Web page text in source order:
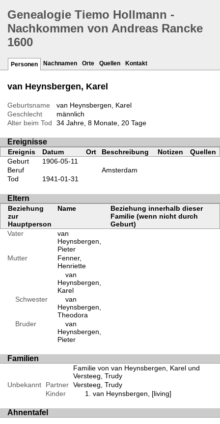
Genealogie Tiemo Hollmann -
Nachkommen von Andreas Rancke
1600
Personen Nachnamen Orte Quellen Kontakt
van Heynsbergen, Karel
Geburtsname
van Heynsbergen, Karel
Geschlecht
männlich
Alter beim Tod
34 Jahre, 8 Monate, 20 Tage
Ereignisse
Ereignis Datum Ort Beschreibung Notizen
Quellen
Geburt
1906-05-11
Beruf
Amsterdam
Tod
1941-01-31
Eltern
Beziehung
zur
Hauptperson
Name
Beziehung innerhalb dieser
Familie (wenn nicht durch
Geburt)
Vater
van
Heynsbergen,
Pieter
Mutter
Fenner,
Henriette
van
Heynsbergen,
Karel
Schwester
van
Heynsbergen,
Theodora
Bruder
van
Heynsbergen,
Pieter
Familien
Familie von van Heynsbergen, Karel und
Versteeg, Trudy
Unbekannt
Partner Versteeg, Trudy
Kinder
van Heynsbergen, [living]
Ahnentafel